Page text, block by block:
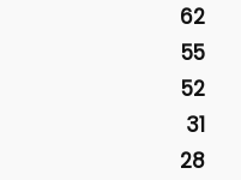
62
55
52
31
28